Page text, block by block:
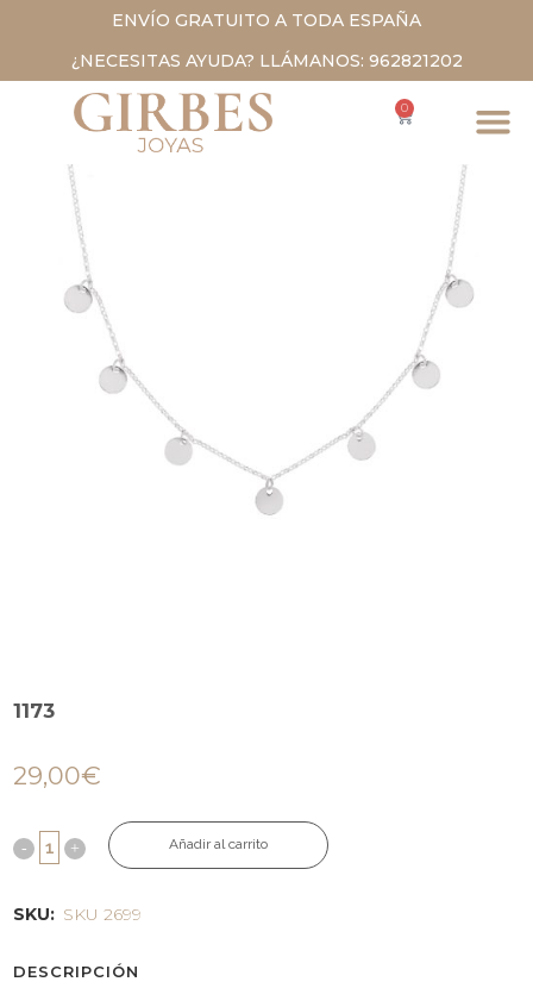
ENVÍO GRATUITO A TODA ESPAÑA
¿NECESITAS AYUDA? LLÁMANOS: 962821202
0
1173
29,00€
Añadir al carrito
SKU: SKU 2699
DESCRIPCIÓN